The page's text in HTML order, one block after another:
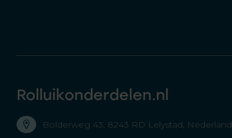
Rolluikonderdelen.nl
Bolderweg 43, 8243 RD Lelystad, Nederland